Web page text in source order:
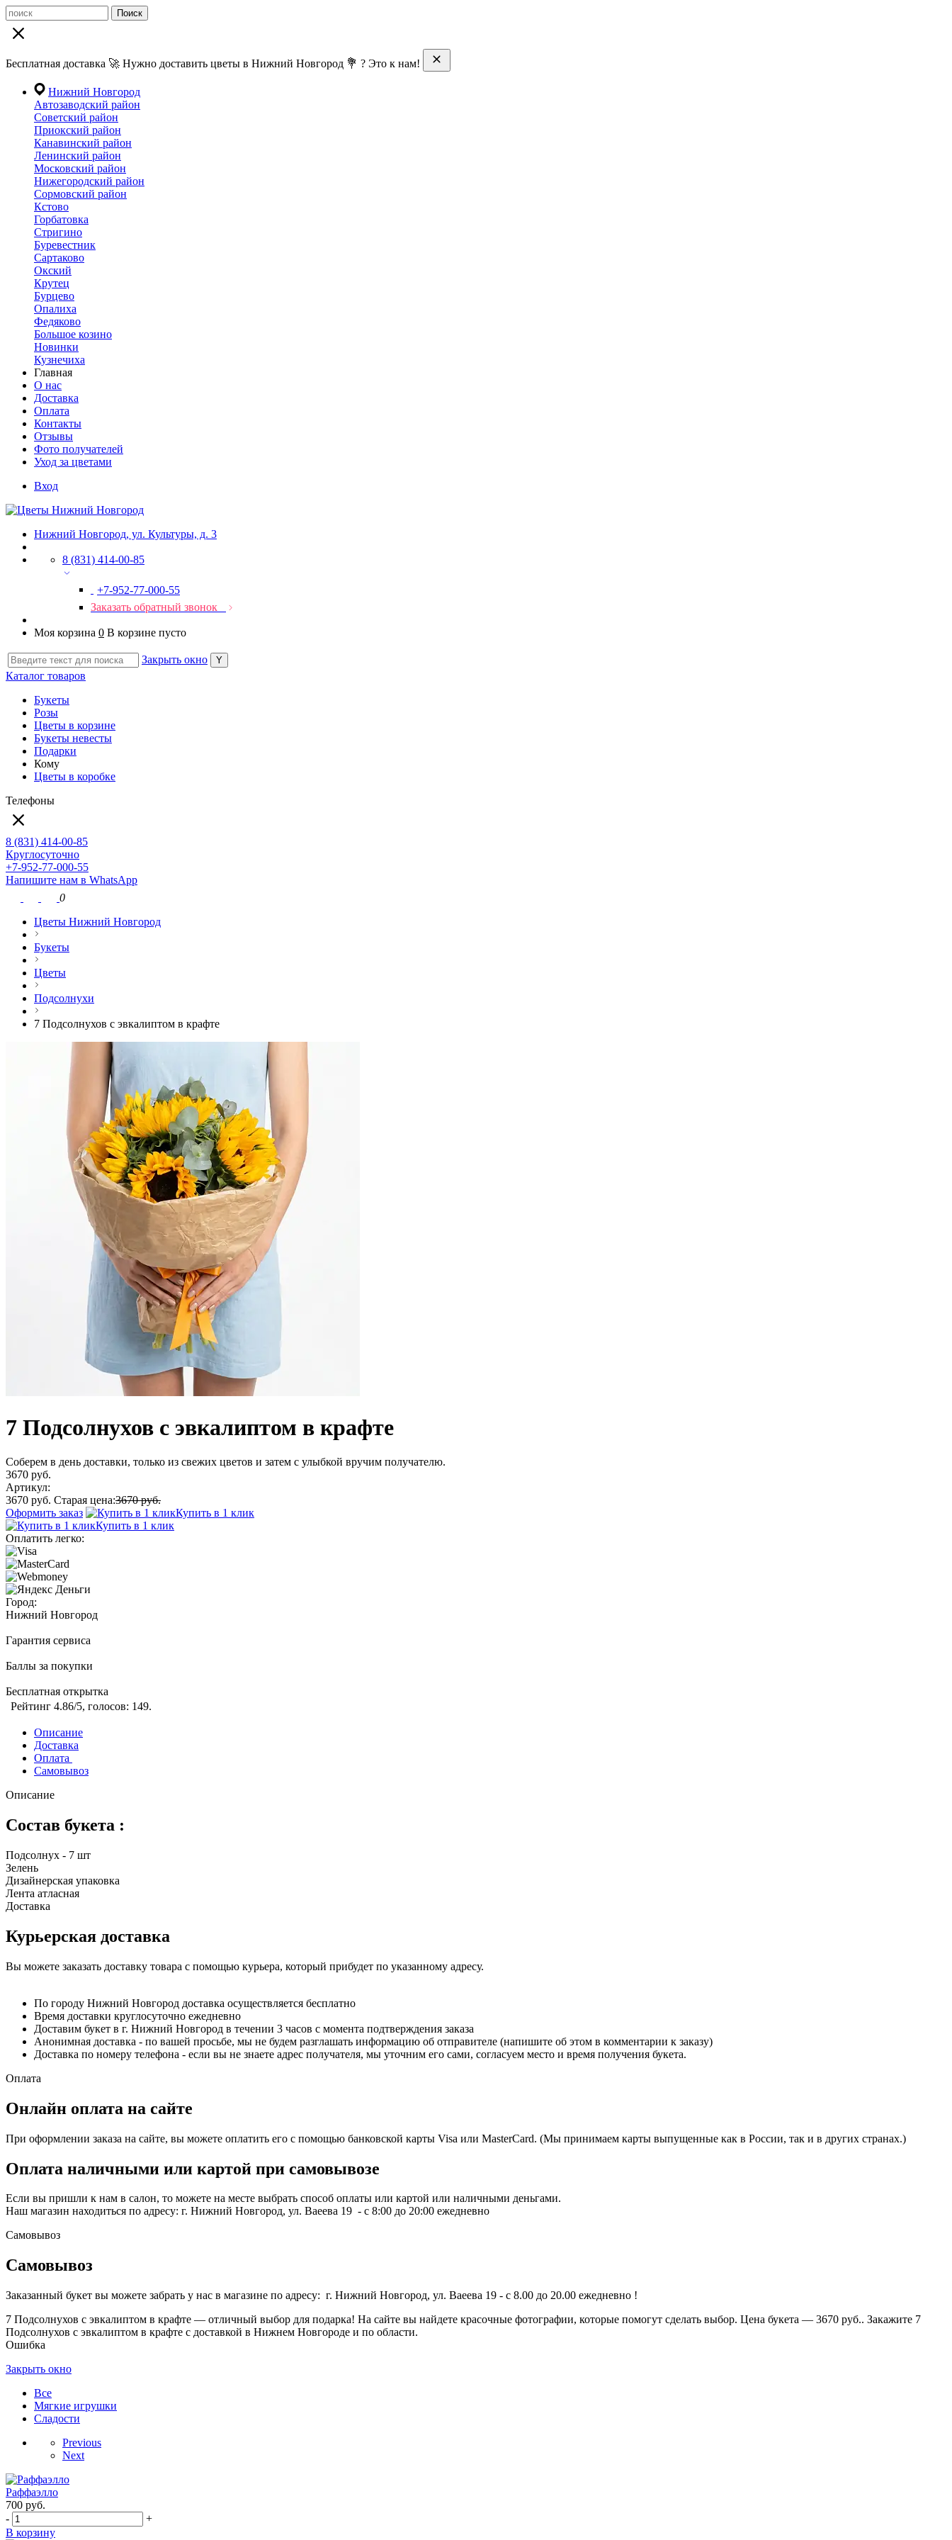
Поиск
Бесплатная доставка 🚀 Нужно доставить цветы в Нижний Новгород 💐 ? Это к нам!
Нижний Новгород
Автозаводский район
Советский район
Приокский район
Канавинский район
Ленинский район
Московский район
Нижегородский район
Сормовский район
Кстово
Горбатовка
Стригино
Буревестник
Сартаково
Окский
Крутец
Бурцево
Опалиха
Федяково
Большое козино
Новинки
Кузнечиха
Главная
О нас
Доставка
Оплата
Контакты
Отзывы
Фото получателей
Уход за цветами
Вход
Нижний Новгород, ул. Культуры, д. 3
8 (831) 414-00-85
+7-952-77-000-55
Заказать обратный звонок
Моя корзина 0 В корзине пусто
Закрыть окно
Каталог товаров
Букеты
Розы
Цветы в корзине
Букеты невесты
Подарки
Кому
Цветы в коробке
Телефоны
8 (831) 414-00-85
Круглосуточно
+7-952-77-000-55
Напишите нам в WhatsApp
0
Цветы Нижний Новгород
Букеты
Цветы
Подсолнухи
7 Подсолнухов с эвкалиптом в крафте
7 Подсолнухов с эвкалиптом в крафте
Соберем в день доставки, только из свежих цветов и затем с улыбкой вручим получателю.
3670 руб.
Артикул:
3670 руб. Старая цена:3670 руб.
Оформить заказ
Купить в 1 клик
Купить в 1 клик
Оплатить легко:
Город:
Нижний Новгород
Гарантия сервиса
Баллы за покупки
Бесплатная открытка
Рейтинг 4.86/5, голосов: 149.
Описание
Доставка
Оплата
Самовывоз
Описание
Состав букета :
Подсолнух - 7 шт
Зелень
Дизайнерская упаковка
Лента атласная
Доставка
Курьерская доставка
Вы можете заказать доставку товара с помощью курьера, который прибудет по указанному адресу.
По городу Нижний Новгород доставка осуществляется бесплатно
Время доставки круглосуточно ежедневно
Доставим букет в г. Нижний Новгород в течении 3 часов с момента подтверждения заказа
Анонимная доставка - по вашей просьбе, мы не будем разглашать информацию об отправителе (напишите об этом в комментарии к заказу)
Доставка по номеру телефона - если вы не знаете адрес получателя, мы уточним его сами, согласуем место и время получения букета.
Оплата
Онлайн оплата на сайте
При оформлении заказа на сайте, вы можете оплатить его с помощью банковской карты Visa или MasterCard. (Мы принимаем карты выпущенные как в России, так и в других странах.)
Оплата наличными или картой при самовывозе
Если вы пришли к нам в салон, то можете на месте выбрать способ оплаты или картой или наличными деньгами.
Наш магазин находиться по адресу: г. Нижний Новгород, ул. Ваеева 19 - с 8:00 до 20:00 ежедневно
Самовывоз
Самовывоз
Заказанный букет вы можете забрать у нас в магазине по адресу: г. Нижний Новгород, ул. Ваеева 19 - с 8.00 до 20.00 ежедневно !
7 Подсолнухов с эвкалиптом в крафте — отличный выбор для подарка! На сайте вы найдете красочные фотографии, которые помогут сделать выбор. Цена букета — 3670 руб.. Закажите 7
Подсолнухов с эвкалиптом в крафте с доставкой в Нижнем Новгороде и по области.
Ошибка
Закрыть окно
Все
Мягкие игрушки
Сладости
Previous
Next
Раффаэлло
700 руб.
-
+
В корзину